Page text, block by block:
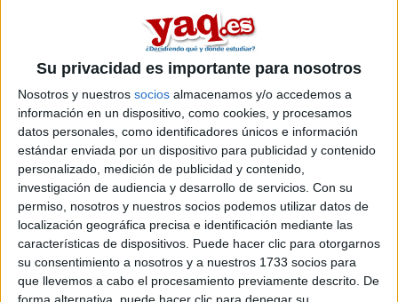
Su privacidad es importante para nosotros
Nosotros y nuestros socios almacenamos y/o accedemos a
información en un dispositivo, como cookies, y procesamos
datos personales, como identificadores únicos e información
estándar enviada por un dispositivo para publicidad y contenido
personalizado, medición de publicidad y contenido,
investigación de audiencia y desarrollo de servicios. Con su
permiso, nosotros y nuestros socios podemos utilizar datos de
localización geográfica precisa e identificación mediante las
características de dispositivos. Puede hacer clic para otorgarnos
su consentimiento a nosotros y a nuestros 1733 socios para
que llevemos a cabo el procesamiento previamente descrito. De
ya volví de mis vacances, bueno pues quería saber si x aquí
hay alguien de Castilla y León, y sobre todo si alguien va a
estudiar en LA UVA, xa ver si alguien va a estudiar en el
campus de Segovia, bueno espero q x aqui, x YAQ, pueda
encontrar a algun futuro compañero de clase, enga xikos,
muxs bss
Inicio
Etiquetas: La universidad - un mundo